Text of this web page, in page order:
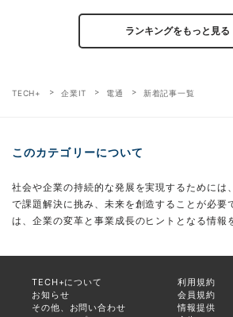
ランキングをもっと見る
TECH+ 企業IT 電通 新着記事一覧
このカテゴリーについて
社会や企業の持続的な発展を実現するためには
で課題解決に挑み、未来を創造することが必要
は、企業の変革と事業成長のヒントとなる情報
TECH+について
利用規約
お知らせ
会員規約
その他、お問い合わせ
情報提供